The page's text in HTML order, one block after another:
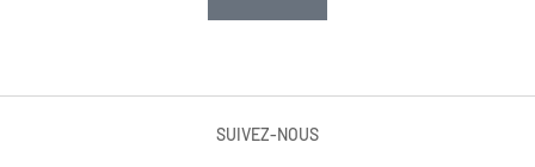
SUIVEZ-NOUS